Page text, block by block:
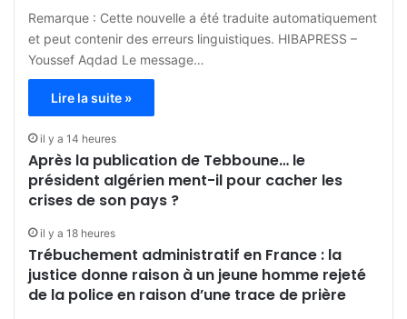
Remarque : Cette nouvelle a été traduite automatiquement
et peut contenir des erreurs linguistiques. HIBAPRESS –
Youssef Aqdad Le message…
Lire la suite »
il y a 14 heures
Après la publication de Tebboune… le
président algérien ment-il pour cacher les
crises de son pays ?
il y a 18 heures
Trébuchement administratif en France : la
justice donne raison à un jeune homme rejeté
de la police en raison d’une trace de prière